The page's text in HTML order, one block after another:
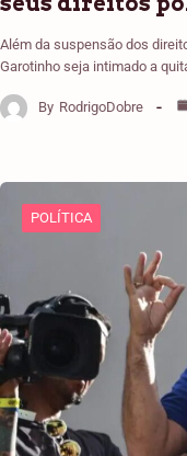
Além da suspensão dos
Garotinho seja intimado a
By RodrigoDobre
POLÍTICA